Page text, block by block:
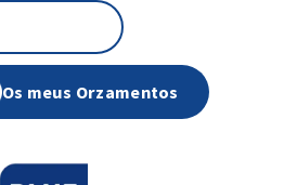
Os meus Orzamentos